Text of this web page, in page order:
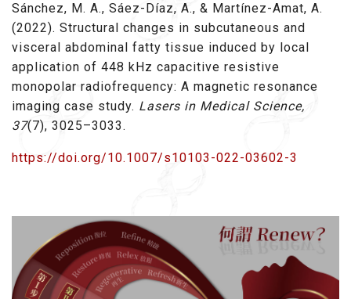
Sánchez, M. A., Sáez-Díaz, A., & Martínez-Amat, A.
(2022). Structural changes in subcutaneous and
visceral abdominal fatty tissue induced by local
application of 448 kHz capacitive resistive
monopolar radiofrequency: A magnetic resonance
imaging case study. Lasers in Medical Science,
37(7), 3025–3033.
https://doi.org/10.1007/s10103-022-03602-3